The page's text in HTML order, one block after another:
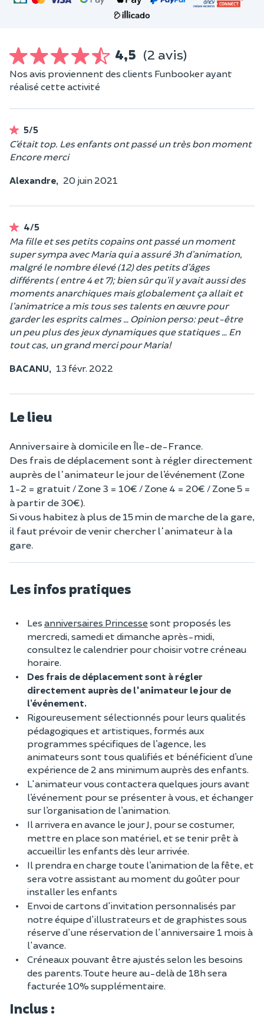
4,5 (2 avis)
Nos avis proviennent des clients Funbooker ayant
réalisé cette activité
5/5
C’était top. Les enfants ont passé un très bon moment
Encore merci
Alexandre, 20 juin 2021
4/5
Ma fille et ses petits copains ont passé un moment
super sympa avec Maria qui a assuré 3h d’animation,
malgré le nombre élevé (12) des petits d’âges
différents ( entre 4 et 7); bien sûr qu’il y avait aussi des
moments anarchiques mais globalement ça allait et
l’animatrice a mis tous ses talents en œuvre pour
garder les esprits calmes … Opinion perso: peut-être
un peu plus des jeux dynamiques que statiques … En
tout cas, un grand merci pour Maria!
BACANU, 13 févr. 2022
Le lieu
Anniversaire à domicile en Île-de-France.
Des frais de déplacement sont à régler directement
auprès de l'animateur le jour de l’événement (Zone
1-2 = gratuit / Zone 3 = 10€ / Zone 4 = 20€ / Zone 5 =
à partir de 30€).
Si vous habitez à plus de 15 min de marche de la gare,
il faut prévoir de venir chercher l'animateur à la
gare.
Les infos pratiques
Les anniversaires Princesse sont proposés les
mercredi, samedi et dimanche après-midi,
consultez le calendrier pour choisir votre créneau
horaire.
Des frais de déplacement sont à régler
directement auprès de l'animateur le jour de
l’événement.
Rigoureusement sélectionnés pour leurs qualités
pédagogiques et artistiques, formés aux
programmes spécifiques de l’agence, les
animateurs sont tous qualifiés et bénéficient d’une
expérience de 2 ans minimum auprès des enfants.
L'animateur vous contactera quelques jours avant
l’événement pour se présenter à vous, et échanger
sur l’organisation de l’animation.
Il arrivera en avance le jour J, pour se costumer,
mettre en place son matériel, et se tenir prêt à
accueillir les enfants dès leur arrivée.
Il prendra en charge toute l’animation de la fête, et
sera votre assistant au moment du goûter pour
installer les enfants
Envoi de cartons d'invitation personnalisés par
notre équipe d'illustrateurs et de graphistes sous
réserve d'une réservation de l'anniversaire 1 mois à
l'avance.
Créneaux pouvant être ajustés selon les besoins
des parents. Toute heure au-delà de 18h sera
facturée 10% supplémentaire.
Inclus :